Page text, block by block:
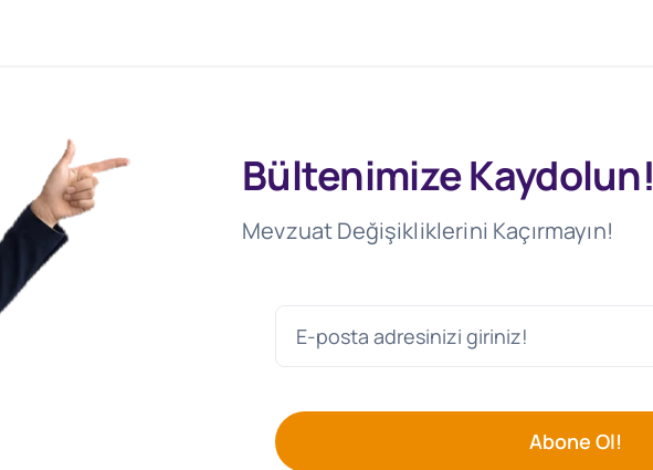
Bültenimize Kaydolun!
Mevzuat Değişikliklerini Kaçırmayın!
Abone Ol!